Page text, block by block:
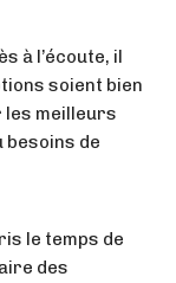
à l’écoute, il
soient bien
les meilleurs
besoins de
le temps de
des